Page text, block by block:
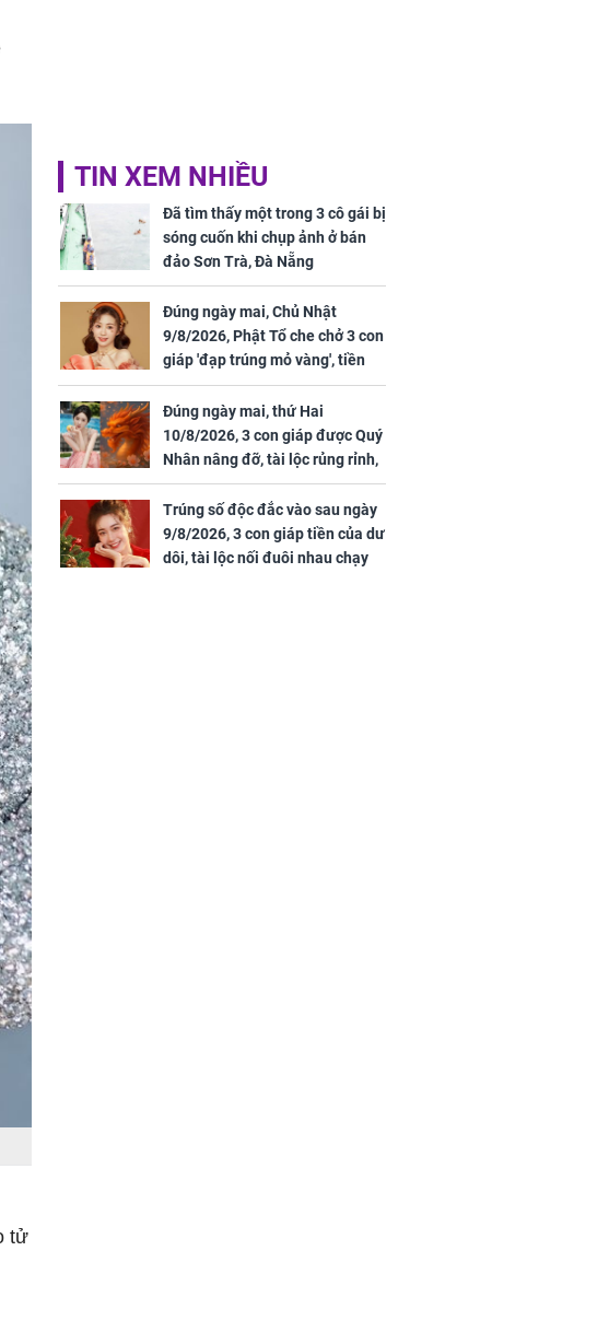
tử
TIN XEM NHIỀU
Đã tìm thấy một trong 3 cô gái bị
sóng cuốn khi chụp ảnh ở bán
đảo Sơn Trà, Đà Nẵng
Đúng ngày mai, Chủ Nhật
9/8/2026, Phật Tổ che chở 3 con
giáp 'đạp trúng mỏ vàng', tiền
bạc nhiều như lá sung, sự
nghiệp vượng phát
Đúng ngày mai, thứ Hai
10/8/2026, 3 con giáp được Quý
Nhân nâng đỡ, tài lộc rủng rỉnh,
yên tâm hưởng vinh hoa Phú
Quý
Trúng số độc đắc vào sau ngày
9/8/2026, 3 con giáp tiền của dư
dôi, tài lộc nối đuôi nhau chạy